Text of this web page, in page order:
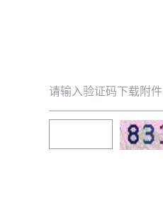
请输入验证码下载附件